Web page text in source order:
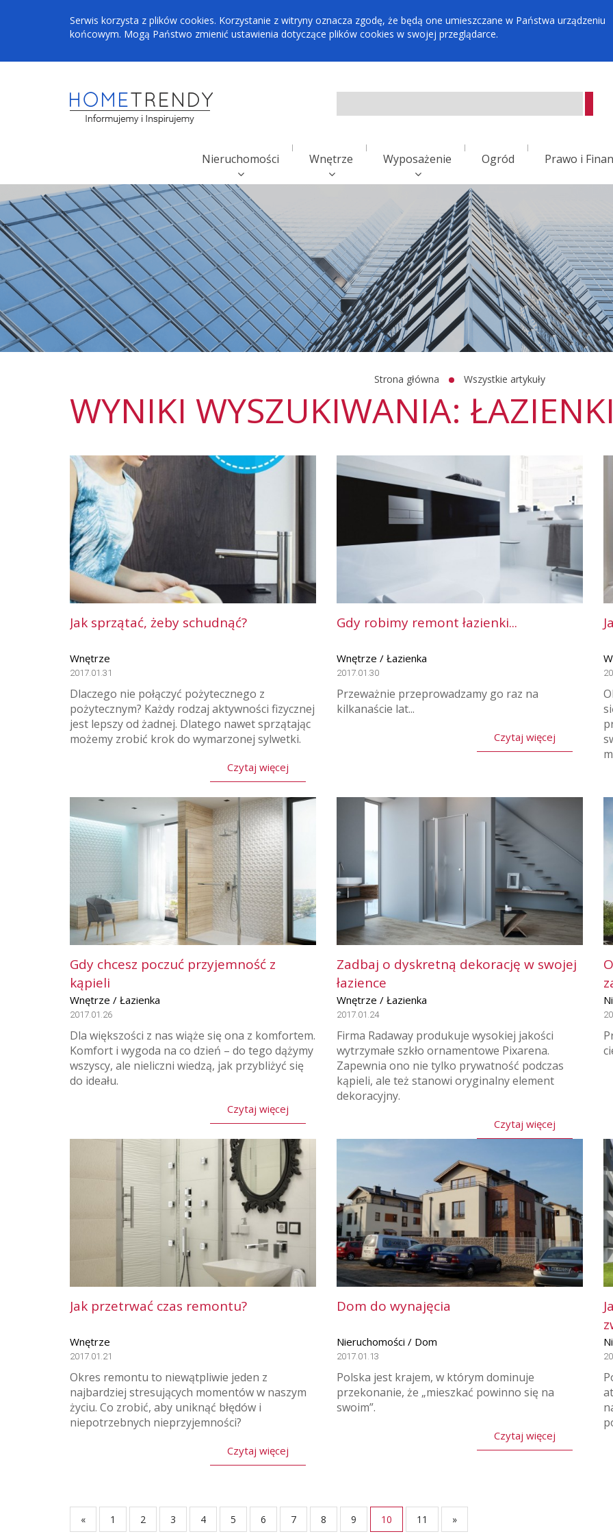
Serwis korzysta z plików cookies. Korzystanie z witryny oznacza zgodę, że będą one umieszczane w Państwa urządzeniu
końcowym. Mogą Państwo zmienić ustawienia dotyczące plików cookies w swojej przeglądarce.
Nieruchomości Wnętrze Wyposażenie Ogród Prawo i
Strona główna Wszystkie artykuły
WYNIKI WYSZUKIWANIA:
Jak sprzątać, żeby schudnąć?
Wnętrze
2017.01.31
Dlaczego nie połączyć pożytecznego z
pożytecznym? Każdy rodzaj aktywności fizycznej
jest lepszy od żadnej. Dlatego nawet sprzątając
możemy zrobić krok do wymarzonej sylwetki.
Czytaj więcej
Gdy robimy remont łazienki...
Wnętrze / Łazienka
2017.01.30
Przeważnie przeprowadzamy go raz na
kilkanaście lat...
Czytaj więcej
Gdy chcesz poczuć przyjemność z
kąpieli
Wnętrze / Łazienka
2017.01.26
Dla większości z nas wiąże się ona z komfortem.
Komfort i wygoda na co dzień – do tego dążymy
wszyscy, ale nieliczni wiedzą, jak przybliżyć się
do ideału.
Czytaj więcej
Zadbaj o dyskretną dekorację w swojej
łazience
Wnętrze / Łazienka
2017.01.24
Firma Radaway produkuje wysokiej jakości
wytrzymałe szkło ornamentowe Pixarena.
Zapewnia ono nie tylko prywatność podczas
kąpieli, ale też stanowi oryginalny element
dekoracyjny.
Czytaj więcej
Jak przetrwać czas remontu?
Wnętrze
2017.01.21
Okres remontu to niewątpliwie jeden z
najbardziej stresujących momentów w naszym
życiu. Co zrobić, aby uniknąć błędów i
niepotrzebnych nieprzyjemności?
Czytaj więcej
Dom do wynajęcia
Nieruchomości / Dom
2017.01.13
Polska jest krajem, w którym dominuje
przekonanie, że „mieszkać powinno się na
swoim”.
Czytaj więcej
« 1 2 3 4 5 6 7 8 9 10 11 »